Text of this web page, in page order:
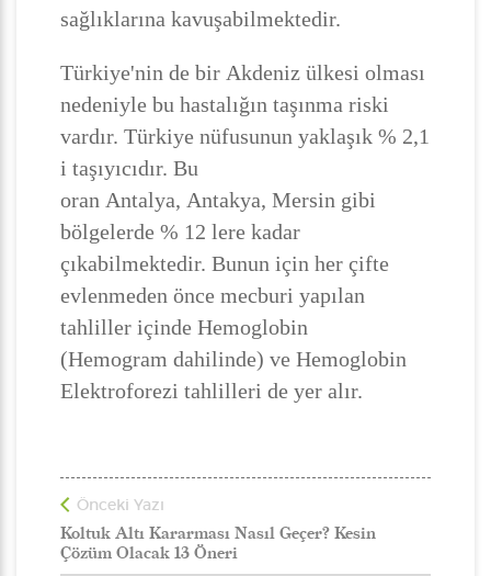
sağlıklarına kavuşabilmektedir.
Türkiye'nin de bir Akdeniz ülkesi olması
nedeniyle bu hastalığın taşınma riski
vardır. Türkiye nüfusunun yaklaşık % 2,1
i taşıyıcıdır. Bu
oran Antalya, Antakya, Mersin gibi
bölgelerde % 12 lere kadar
çıkabilmektedir. Bunun için her çifte
evlenmeden önce mecburi yapılan
tahliller içinde Hemoglobin
(Hemogram dahilinde) ve Hemoglobin
Elektroforezi tahlilleri de yer alır.
Önceki Yazı
Koltuk Altı Kararması Nasıl Geçer? Kesin
Çözüm Olacak 13 Öneri